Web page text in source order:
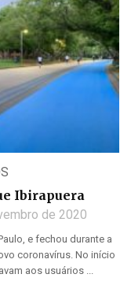
Ibirapuera
de 2020
e fechou durante a
coronavírus. No início
aos usuários ...